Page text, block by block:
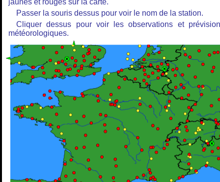
jaunes et rouges sur la carte.
Passer la souris dessus pour voir le nom de la station.
Cliquer dessus pour voir les observations et
météorologiques.